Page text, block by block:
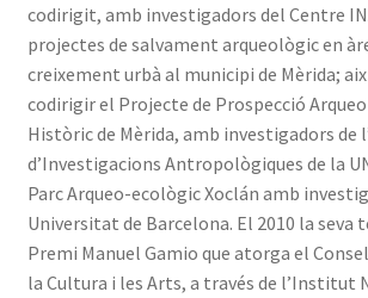
codirigit, amb investigadors del Centre
projectes de salvament arqueològic en
creixement urbà al municipi de Mèrida;
codirigir el Projecte de Prospecció
Històric de Mèrida, amb investigadors de
d’Investigacions Antropològiques de la
Parc Arqueo-ecològic Xoclán amb
Universitat de Barcelona. El 2010 la seva
Premi Manuel Gamio que atorga el
la Cultura i les Arts, a través de l’Institut